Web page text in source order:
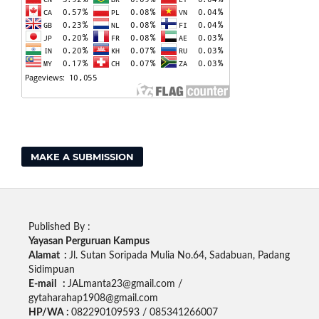
MAKE A SUBMISSION
Published By :
Yayasan Perguruan Kampus
Alamat : Jl. Sutan Soripada Mulia No.64, Sadabuan, Padang
Sidimpuan
E-mail : JALmanta23@gmail.com /
gytaharahap1908@gmail.com
HP/WA : 082290109593 / 085341266007